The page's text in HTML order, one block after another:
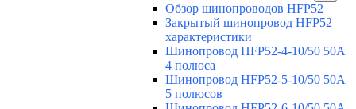
Обзор шинопроводов HFP52
Закрытый шинопровод HFP52
характеристики
Шинопровод HFP52-4-10/50 50A
4 полюса
Шинопровод HFP52-5-10/50 50А
5 полюсов